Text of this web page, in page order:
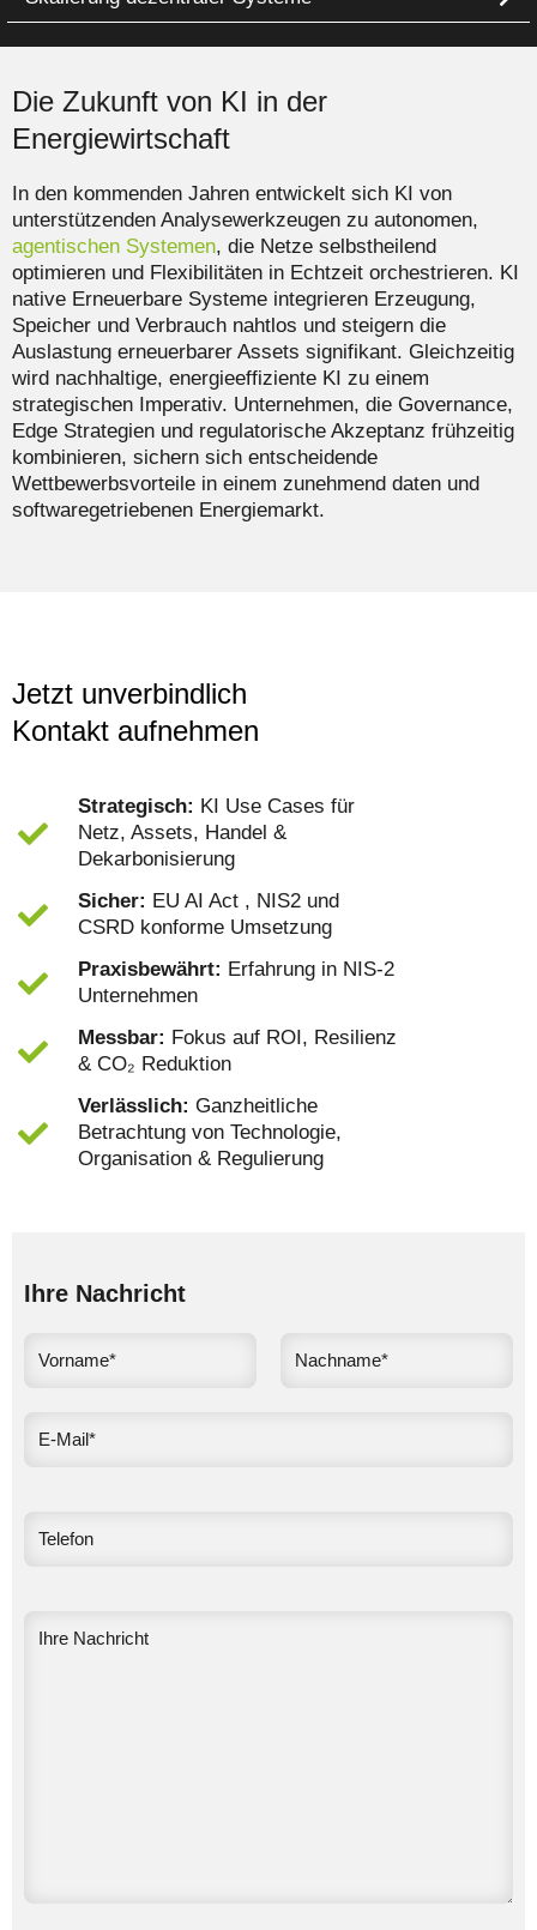
Die Zukunft von KI in der
Energiewirtschaft
In den kommenden Jahren entwickelt sich KI von
unterstützenden Analysewerkzeugen zu autonomen,
agentischen Systemen, die Netze selbstheilend
optimieren und Flexibilitäten in Echtzeit orchestrieren. KI
native Erneuerbare Systeme integrieren Erzeugung,
Speicher und Verbrauch nahtlos und steigern die
Auslastung erneuerbarer Assets signifikant. Gleichzeitig
wird nachhaltige, energieeffiziente KI zu einem
strategischen Imperativ. Unternehmen, die Governance,
Edge Strategien und regulatorische Akzeptanz frühzeitig
kombinieren, sichern sich entscheidende
Wettbewerbsvorteile in einem zunehmend daten und
softwaregetriebenen Energiemarkt.
Jetzt unverbindlich
Kontakt aufnehmen
Strategisch: KI Use Cases für
Netz, Assets, Handel &
Dekarbonisierung
Sicher: EU AI Act , NIS2 und
CSRD konforme Umsetzung
Praxisbewährt: Erfahrung in NIS-2
Unternehmen
Messbar: Fokus auf ROI, Resilienz
& CO₂ Reduktion
Verlässlich: Ganzheitliche
Betrachtung von Technologie,
Organisation & Regulierung
Ihre Nachricht